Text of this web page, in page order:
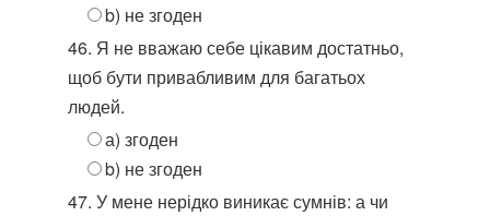
b) не згоден
46. Я не вважаю себе цікавим достатньо,
щоб бути привабливим для багатьох
людей.
а) згоден
b) не згоден
47. У мене нерідко виникає сумнів: а чи